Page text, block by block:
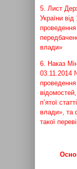
5. Лист
України
проведення
влади»
6. Наказ
03.11.2014
проведення
п’ятої
влади», та
такої